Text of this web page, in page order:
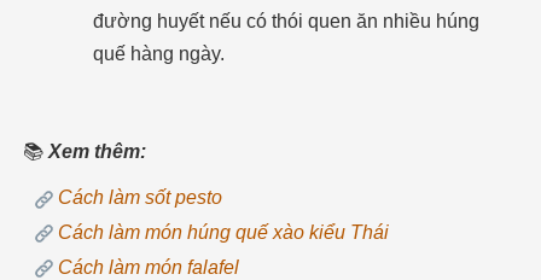
đường huyết nếu có thói quen ăn nhiều húng
quế hàng ngày.
📚 Xem thêm:
Cách làm sốt pesto
Cách làm món húng quế xào kiểu Thái
Cách làm món falafel